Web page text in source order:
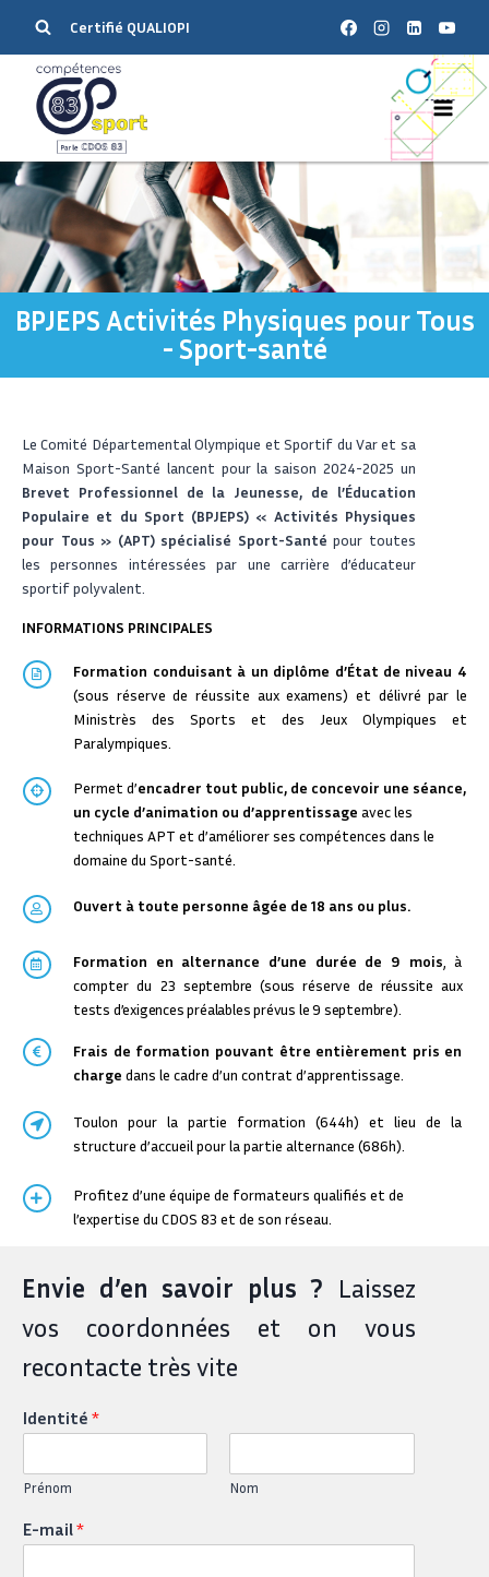
Certifié QUALIOPI
BPJEPS Activités Physiques pour Tous
- Sport-santé
Le Comité Départemental Olympique et Sportif du Var et sa
Maison Sport-Santé lancent pour la saison 2024-2025 un
Brevet Professionnel de la Jeunesse, de l’Éducation
Populaire et du Sport (BPJEPS) « Activités Physiques
pour Tous » (APT) spécialisé Sport-Santé pour toutes
les personnes intéressées par une carrière d’éducateur
sportif polyvalent.
INFORMATIONS PRINCIPALES
Formation conduisant à un diplôme d’État de niveau 4
(sous réserve de réussite aux examens) et délivré par le
Ministrès des Sports et des Jeux Olympiques et
Paralympiques.
Permet d’encadrer tout public, de concevoir une séance,
un cycle d’animation ou d’apprentissage avec les
techniques APT et d’améliorer ses compétences dans le
domaine du Sport-santé.
Ouvert à toute personne âgée de 18 ans ou plus.
Formation en alternance d’une durée de 9 mois , à
compter du 23 septembre (sous réserve de réussite aux
tests d’exigences préalables prévus le 9 septembre).
Frais de formation pouvant être entièrement pris en
charge dans le cadre d’un contrat d’apprentissage.
Toulon pour la partie formation (644h) et lieu de la
structure d’accueil pour la partie alternance (686h).
Profitez d’une équipe de formateurs qualifiés et de
l’expertise du CDOS 83 et de son réseau.
Envie d’en savoir plus ?
Laissez
vos coordonnées et on vous
recontacte très vite
Identité *
Prénom Nom
E-mail*